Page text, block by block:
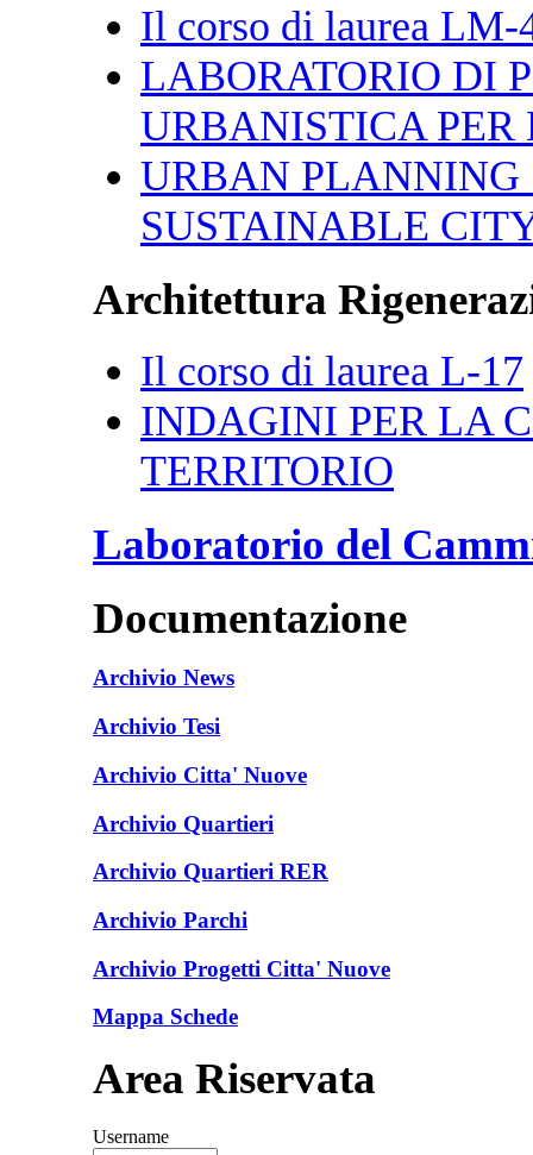
Il corso di laurea LM-
LABORATORIO DI
URBANISTICA
URBAN PLANNING
SUSTAINABLE
Architettura
Il corso di laurea L-17
INDAGINI PER LA
TERRITORIO
Laboratorio del
Documentazione
Archivio News
Archivio Tesi
Archivio Citta' Nuove
Archivio Quartieri
Archivio Quartieri RER
Archivio Parchi
Archivio Progetti Citta' Nuove
Mappa Schede
Area Riservata
Username